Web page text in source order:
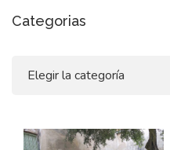
Categorias